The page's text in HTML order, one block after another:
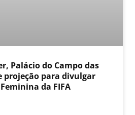
Palácio do Campo das
projeção para divulgar
da FIFA